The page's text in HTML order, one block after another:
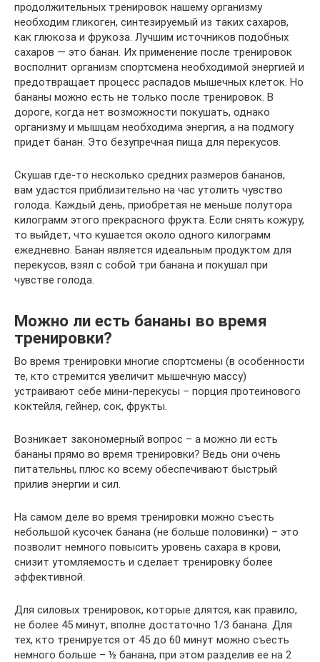
продолжительных тренировок нашему организму
необходим гликоген, синтезируемый из таких сахаров,
как глюкоза и фрукоза. Лучшим источников подобных
сахаров — это банан. Их применение после тренировок
восполнит организм спортсмена необходимой энергией и
предотвращает процесс распадов мышечных клеток. Но
бананы можно есть не только после тренировок. В
дороге, когда нет возможности покушать, однако
организму и мышцам необходима энергия, а на подмогу
придет банан. Это безупречная пища для перекусов.
Скушав где-то несколько средних размеров бананов,
вам удастся приблизительно на час утолить чувство
голода. Каждый день, приобретая не меньше полутора
килограмм этого прекрасного фрукта. Если снять кожуру,
то выйдет, что кушается около одного килограмм
ежедневно. Банан является идеальным продуктом для
перекусов, взял с собой три банана и покушал при
чувстве голода.
Можно ли есть бананы во время
тренировки?
Во время тренировки многие спортсмены (в особенности
те, кто стремится увеличит мышечную массу)
устраивают себе мини-перекусы – порция протеинового
коктейля, гейнер, сок, фрукты.
Возникает закономерный вопрос – а можно ли есть
бананы прямо во время тренировки? Ведь они очень
питательны, плюс ко всему обеспечивают быстрый
прилив энергии и сил.
На самом деле во время тренировки можно съесть
небольшой кусочек банана (не больше половинки) – это
позволит немного повысить уровень сахара в крови,
снизит утомляемость и сделает тренировку более
эффективной.
Для силовых тренировок, которые длятся, как правило,
не более 45 минут, вполне достаточно 1/3 банана. Для
тех, кто тренируется от 45 до 60 минут можно съесть
немного больше – ½ банана, при этом разделив ее на 2